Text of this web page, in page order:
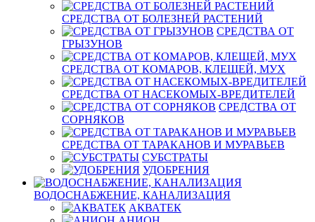
СРЕДСТВА ОТ БОЛЕЗНЕЙ РАСТЕНИЙ
СРЕДСТВА ОТ
ГРЫЗУНОВ
СРЕДСТВА ОТ КОМАРОВ, КЛЕЩЕЙ, МУХ
СРЕДСТВА ОТ НАСЕКОМЫХ-ВРЕДИТЕЛЕЙ
СРЕДСТВА ОТ
СОРНЯКОВ
СРЕДСТВА ОТ ТАРАКАНОВ И МУРАВЬЕВ
СУБСТРАТЫ
УДОБРЕНИЯ
ВОДОСНАБЖЕНИЕ, КАНАЛИЗАЦИЯ
АКВАТЕК